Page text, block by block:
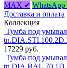
MAX ✔
Доставка и оплата
Коллекция
Тумба под
17229 руб.
Тумба под